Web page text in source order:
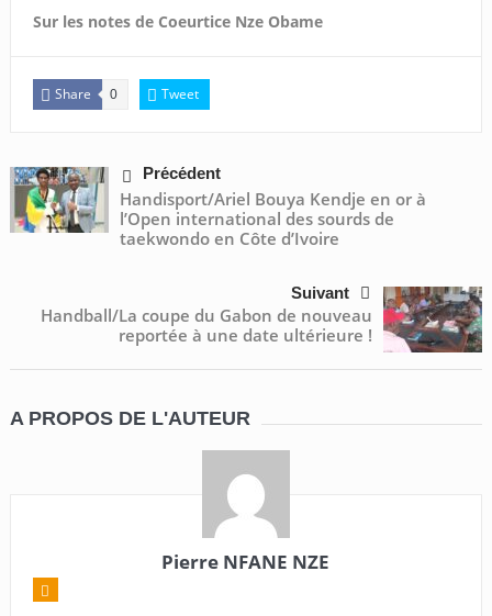
Sur les notes de Coeurtice Nze Obame
Share 0 Tweet
Précédent
Handisport/Ariel Bouya Kendje en or à
l’Open international des sourds de
taekwondo en Côte d’Ivoire
Suivant
Handball/La coupe du Gabon de nouveau
reportée à une date ultérieure !
A PROPOS DE L'AUTEUR
Pierre NFANE NZE